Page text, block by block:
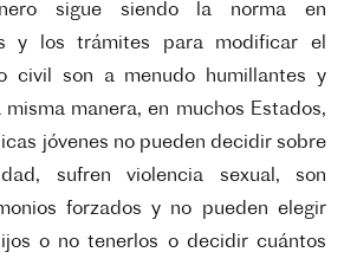
sigue siendo la norma en
y los trámites para modificar el
civil son a menudo humillantes y
manera, en muchos Estados,
jóvenes no pueden decidir sobre
sufren violencia sexual, son
forzados y no pueden elegir
o no tenerlos o decidir cuántos